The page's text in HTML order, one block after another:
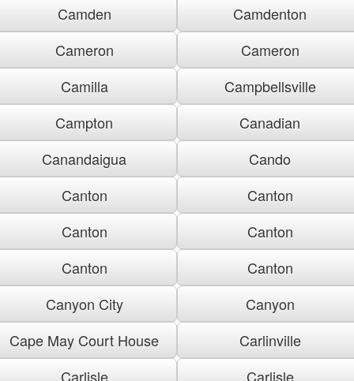
Camden
Camdenton
Cameron
Cameron
Camilla
Campbellsville
Campton
Canadian
Canandaigua
Cando
Canton
Canton
Canton
Canton
Canton
Canton
Canyon City
Canyon
Cape May Court House
Carlinville
Carlisle
Carlisle